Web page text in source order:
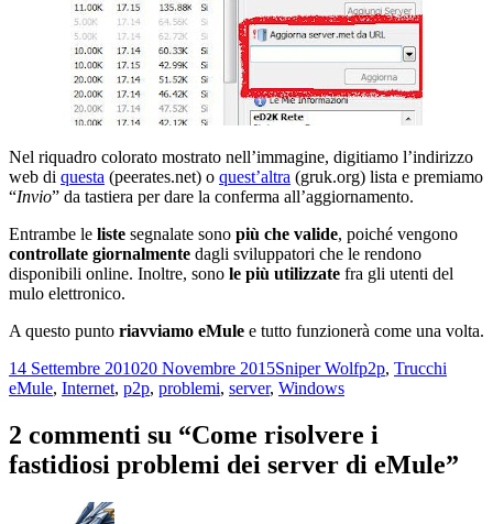
Nel riquadro colorato mostrato nell’immagine, digitiamo l’indirizzo
web di questa (peerates.net) o quest’altra (gruk.org) lista e premiamo
“Invio” da tastiera per dare la conferma all’aggiornamento.
Entrambe le liste segnalate sono più che valide, poiché vengono
controllate giornalmente dagli sviluppatori che le rendono
disponibili online. Inoltre, sono le più utilizzate fra gli utenti del
mulo elettronico.
A questo punto riavviamo eMule e tutto funzionerà come una volta.
Scritto
il
14 Settembre 201020 Novembre 2015Autore
Sniper WolfCategorie
p2p, Trucchi
eMule, Internet, p2p, problemi, server, Windows
2 commenti su “Come risolvere i
fastidiosi problemi dei server di eMule”